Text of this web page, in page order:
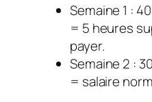
Semaine 1 :
= 5 heures
payer.
Semaine 2 :
= salaire